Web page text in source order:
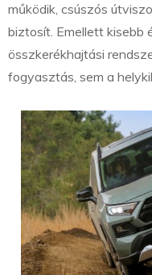
működik, csúszós
biztosít. Emellett kisebb
összkerékhajtási
fogyasztás, sem a